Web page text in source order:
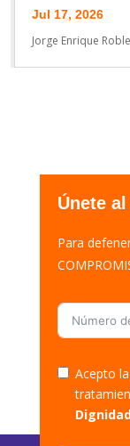
Jul 17, 2026
Jorge Enrique
Únete
Para
Acepto